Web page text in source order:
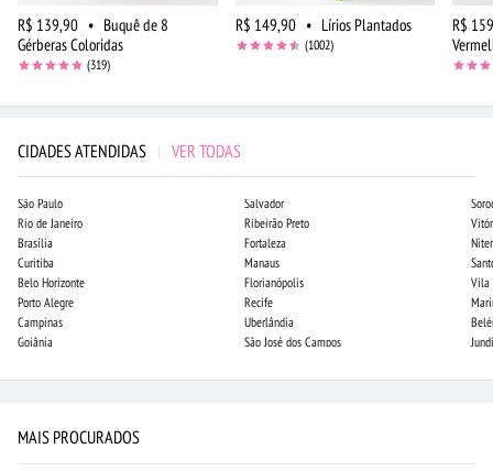
R$ 139,90 • Buquê de 8
Gérberas Coloridas
(319)
R$ 149,90 • Lírios Plantados
(1002)
R$
CIDADES ATENDIDAS | VER TODAS
São Paulo
Rio de Janeiro
Brasília
Curitiba
Belo Horizonte
Porto Alegre
Campinas
Goiânia
Salvador
Ribeirão Preto
Fortaleza
Manaus
Florianópolis
Recife
Uberlândia
São José dos Campos
Vila
MAIS PROCURADOS